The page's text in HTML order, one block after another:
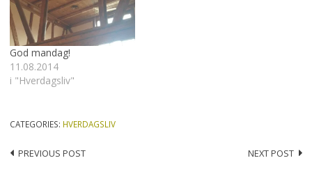
God mandag!
11.08.2014
i "Hverdagsliv"
CATEGORIES: HVERDAGSLIV
Post
PREVIOUS POST NEXT POST